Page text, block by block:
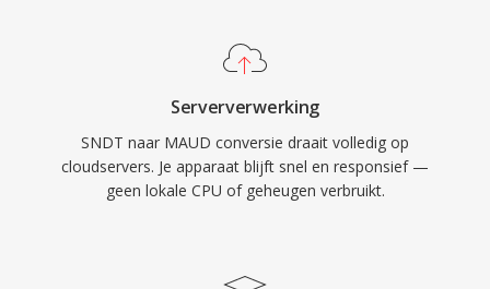
Serververwerking
SNDT naar MAUD conversie draait volledig op
cloudservers. Je apparaat blijft snel en responsief —
geen lokale CPU of geheugen verbruikt.